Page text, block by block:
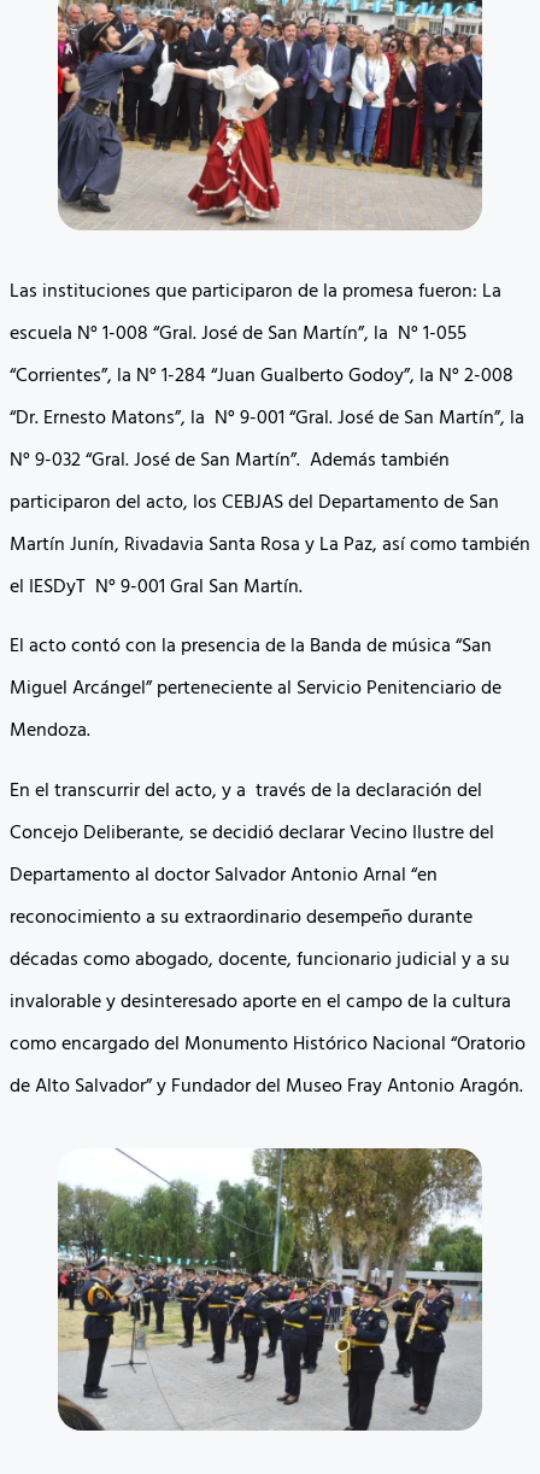
Las instituciones que participaron de la promesa fueron: La
escuela N° 1-008 “Gral. José de San Martín”, la N° 1-055
“Corrientes”, la N° 1-284 “Juan Gualberto Godoy”, la N° 2-008
“Dr. Ernesto Matons”, la N° 9-001 “Gral. José de San Martín”, la
N° 9-032 “Gral. José de San Martín”. Además también
participaron del acto, los CEBJAS del Departamento de San
Martín Junín, Rivadavia Santa Rosa y La Paz, así como también
el IESDyT N° 9-001 Gral San Martín.
El acto contó con la presencia de la Banda de música “San
Miguel Arcángel” perteneciente al Servicio Penitenciario de
Mendoza.
En el transcurrir del acto, y a través de la declaración del
Concejo Deliberante, se decidió declarar Vecino Ilustre del
Departamento al doctor Salvador Antonio Arnal “en
reconocimiento a su extraordinario desempeño durante
décadas como abogado, docente, funcionario judicial y a su
invalorable y desinteresado aporte en el campo de la cultura
como encargado del Monumento Histórico Nacional “Oratorio
de Alto Salvador” y Fundador del Museo Fray Antonio Aragón.